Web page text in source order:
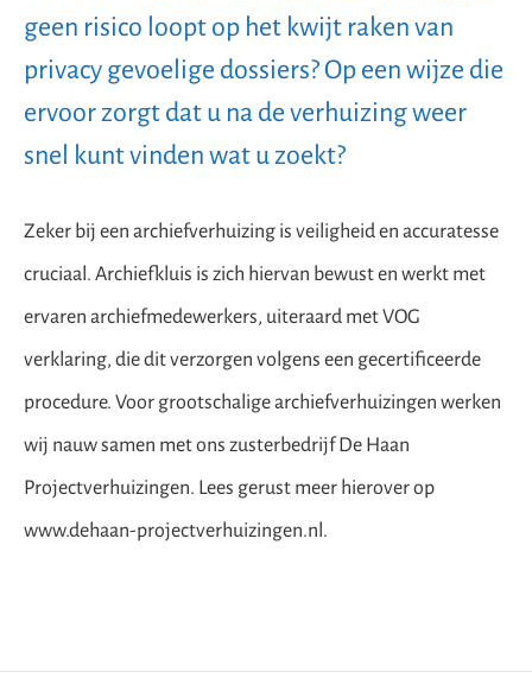
geen risico loopt op het kwijt raken van
privacy gevoelige dossiers? Op een wijze die
ervoor zorgt dat u na de verhuizing weer
snel kunt vinden wat u zoekt?
Zeker bij een archiefverhuizing is veiligheid en accuratesse
cruciaal. Archiefkluis is zich hiervan bewust en werkt met
ervaren archiefmedewerkers, uiteraard met VOG
verklaring, die dit verzorgen volgens een gecertificeerde
procedure. Voor grootschalige archiefverhuizingen werken
wij nauw samen met ons zusterbedrijf De Haan
Projectverhuizingen. Lees gerust meer hierover op
www.dehaan-projectverhuizingen.nl .